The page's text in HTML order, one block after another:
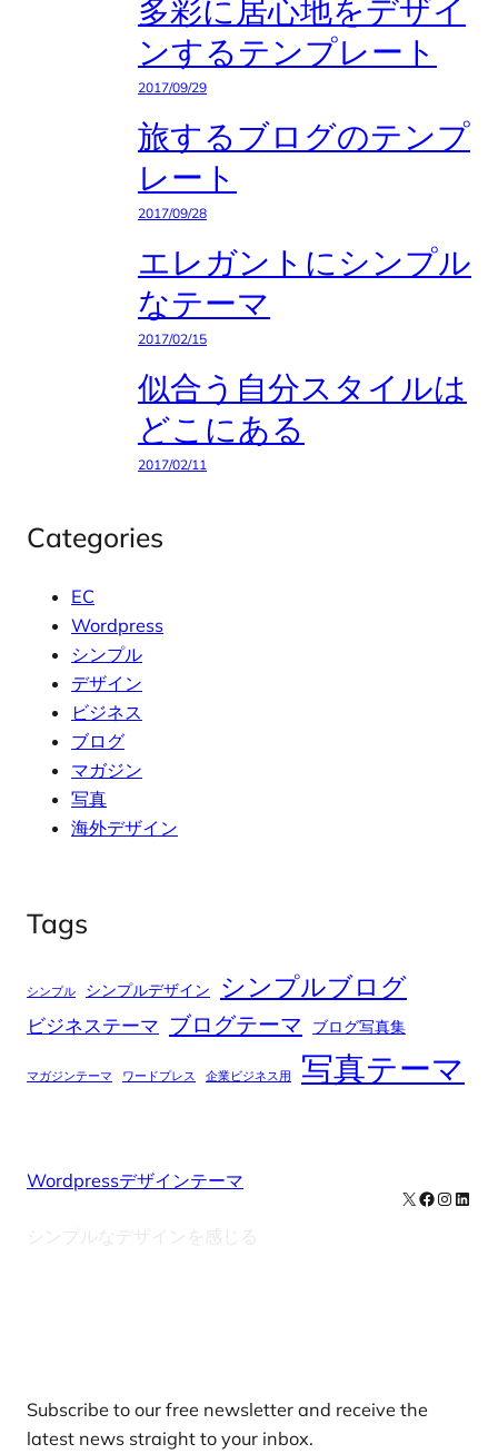
多彩に居心地をデザイ
ンするテンプレート
2017/09/29
旅するブログのテンプ
レート
2017/09/28
エレガントにシンプル
なテーマ
2017/02/15
似合う自分スタイルは
どこにある
2017/02/11
Categories
EC
Wordpress
シンプル
デザイン
ビジネス
ブログ
マガジン
写真
海外デザイン
Tags
シンプル シンプルデザイン シンプルブログ
ビジネステーマ ブログテーマ ブログ写真集
マガジンテーマ ワードプレス 企業ビジネス用 写真テーマ
Wordpressデザインテーマ
シンプルなデザインを感じる
X Facebook
Subscribe to our free newsletter and receive the
latest news straight to your inbox.